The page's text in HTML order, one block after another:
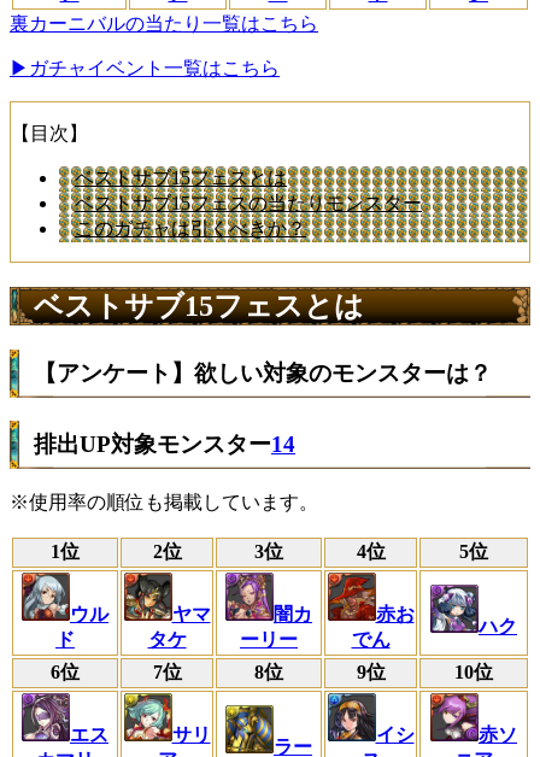
裏カーニバルの当たり一覧はこちら
▶︎ガチャイベント一覧はこちら
【目次】
ベストサブ15フェスとは
ベストサブ15フェスの当たりモンスター
このガチャは引くべきか？
ベストサブ15フェスとは
【アンケート】欲しい対象のモンスターは？
排出UP対象モンスター14
※使用率の順位も掲載しています。
1位 2位 3位 4位 5位
ウル
ド
ヤマ
タケ
闇カ
ーリー
赤お
でん
ハク
6位 7位 8位 9位 10位
エス
サリ
ラー
イシ
赤ソ